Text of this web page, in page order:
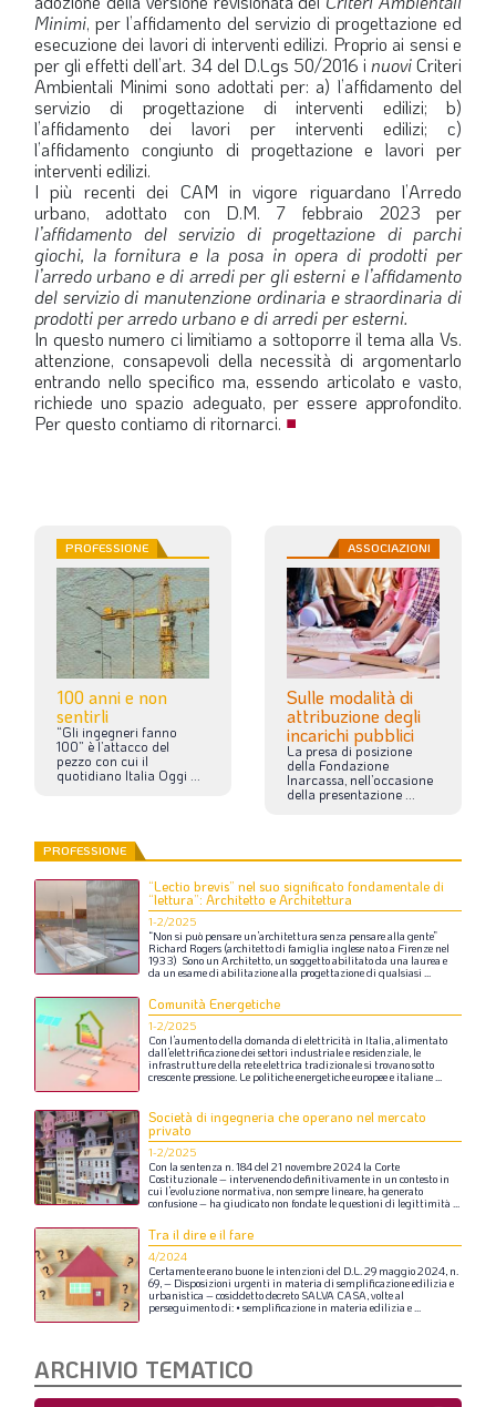
Minimi, per l’affidamento del servizio di progettazione ed
esecuzione dei lavori di interventi edilizi. Proprio ai sensi e
per gli effetti dell’art. 34 del D.Lgs 50/2016 i nuoviCriteri
Ambientali Minimi sono adottati per: a) l’affidamento del
servizio di progettazione di interventi edilizi; b)
l’affidamento dei lavori per interventi edilizi; c)
l’affidamento congiunto di progettazione e lavori per
interventi edilizi.
I più recenti dei CAM in vigore riguardano l’Arredo
urbano, adottato con D.M. 7 febbraio 2023 per
l’affidamento del servizio di progettazione di parchi
giochi, la fornitura e la posa in opera di prodotti per
l’arredo urbano e di arredi per gli esterni e l’affidamento
del servizio di manutenzione ordinaria e straordinaria di
prodotti per arredo urbano e di arredi per esterni.
In questo numero ci limitiamo a sottoporre il tema alla Vs.
attenzione, consapevoli della necessità di argomentarlo
entrando nello specifico ma, essendo articolato e vasto,
richiede uno spazio adeguato, per essere approfondito.
Per questo contiamo di ritornarci. ■
PROFESSIONE
100 anni e non
sentirli
“Gli ingegneri fanno
100” èl’attacco del
pezzo con cui il
quotidiano Italia Oggi
ASSOCIAZIONI
Sulle modalità di
attribuzione degli
incarichi pubblici
La presa di posizione
della Fondazione
Inarcassa, nell’occasione
della presentazione
PROFESSIONE
“Lectio brevis” nel suo significato fondamentale di
“lettura”: Architetto e Architettura
1-2/2025
“Non si può pensare un’architettura senza pensarealla gente”
Richard Rogers (architettodi famiglia inglese natoa Firenze nel
1933) Sono un Architetto, un soggettoabilitatoda una laurea e
da un esamedi abilitazionealla progettazionedi qualsiasi ...
Comunità Energetiche
1-2/2025
Con l’aumentodella domanda di elettricità in Italia,alimentato
dall’elettrificazionedei settori industrialee residenziale, le
infrastrutturedella reteelettrica tradizionalesi trovanosotto
crescente pressione. Le politicheenergeticheeuropeeeitaliane...
Società di ingegneria che operano nel mercato
privato
1-2/2025
Con la sentenza n.184del 21 novembre2024 la Corte
Costituzionale–intervenendodefinitivamentein un contestoin
cui l’evoluzione normativa, non sempre lineare, ha generato
confusione– ha giudicato non fondate lequestioni di legittimità ...
Tra il dire e il fare
4/2024
Certamenteerano buone leintenzioni del D.L.29 maggio2024, n.
69,– Disposizioni urgenti in materia di semplificazioneedilizia e
urbanistica –cosiddettodecreto SALVA CASA,volteal
perseguimentodi: • semplificazionein materia edilizia e...
ARCHIVIO TEMATICO